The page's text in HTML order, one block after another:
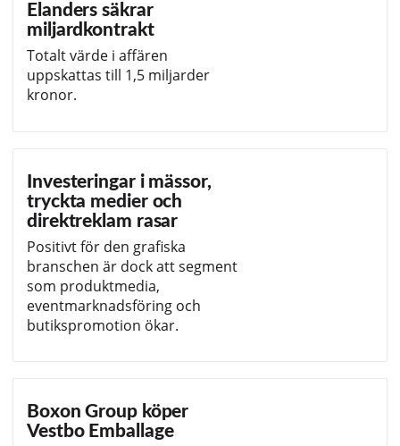
Elanders säkrar
miljardkontrakt
Totalt värde i affären
uppskattas till 1,5 miljarder
kronor.
Investeringar i mässor,
tryckta medier och
direktreklam rasar
Positivt för den grafiska
branschen är dock att segment
som produktmedia,
eventmarknadsföring och
butikspromotion ökar.
Boxon Group köper
Vestbo Emballage